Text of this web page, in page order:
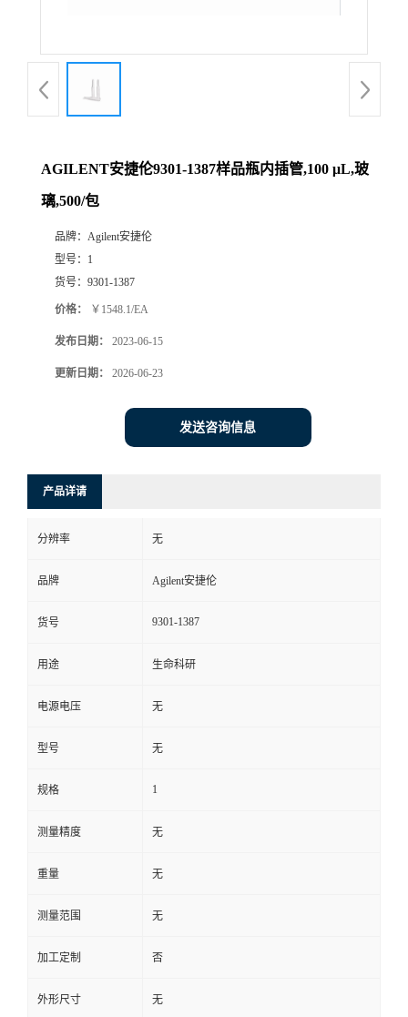
AGILENT安捷伦9301-1387样品瓶内插管,100 μL,玻
璃,500/包
品牌： Agilent安捷伦
型号： 1
货号： 9301-1387
价格： ￥1548.1/EA
发布日期： 2023-06-15
更新日期： 2026-06-23
发送咨询信息
产品详请
分辨率 无
品牌 Agilent安捷伦
货号 9301-1387
用途 生命科研
电源电压 无
型号 无
规格 1
测量精度 无
重量 无
测量范围 无
加工定制 否
外形尺寸 无